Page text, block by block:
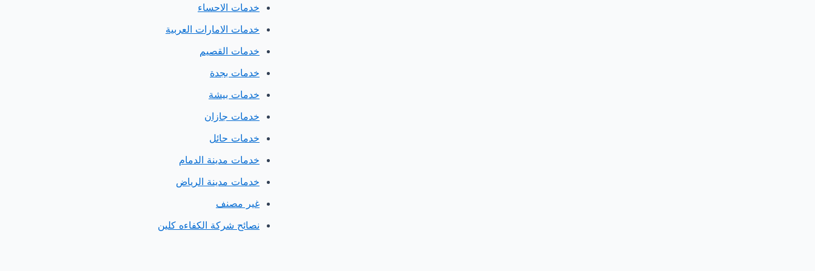
خدمات الاحساء
خدمات الامارات العربية
خدمات القصيم
خدمات بجدة
خدمات بيشة
خدمات جازان
خدمات حائل
خدمات مدينة الدمام
خدمات مدينة الرياض
غير مصنف
نصائح شركة الكفاءه كلين